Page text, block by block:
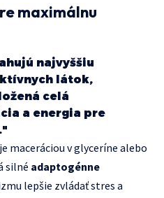
maximálnu
najvyššiu
látok,
celá
a energia pre
maceráciou v glyceríne alebo
silné adaptogénne
lepšie zvládať stres a